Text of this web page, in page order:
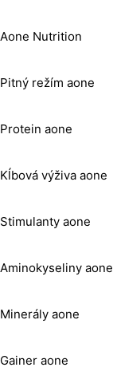
Aone Nutrition
Pitný režím aone
Protein aone
Kĺbová výživa aone
Stimulanty aone
Aminokyseliny aone
Minerály aone
Gainer aone